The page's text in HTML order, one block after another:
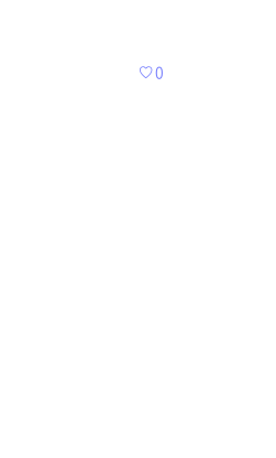
0